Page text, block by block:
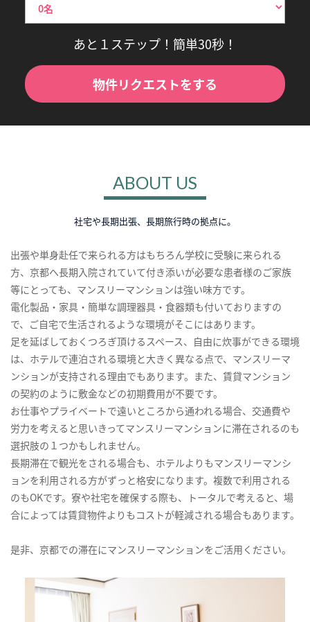
あと１ステップ！簡単30秒！
物件リクエストをする
ABOUT US
社宅や長期出張、長期旅行時の拠点に。
出張や単身赴任で来られる方はもちろん学校に受験に来られる
方、京都へ長期入院されていて付き添いが必要な患者様のご家族
等にとっても、マンスリーマンションは強い味方です。
電化製品・家具・簡単な調理器具・食器類も付いておりますの
で、ご自宅で生活されるような環境がそこにはあります。
足を延ばしておくつろぎ頂けるスペース、自由に炊事ができる環境
は、ホテルで連泊される環境と大きく異なる点で、マンスリーマ
ンションが支持される理由でもあります。また、賃貸マンション
の契約のように敷金などの初期費用が不要です。
お仕事やプライベートで遠いところから通われる場合、交通費や
労力を考えると思いきってマンスリーマンションに滞在されるのも
選択肢の１つかもしれません。
長期滞在で観光をされる場合も、ホテルよりもマンスリーマンシ
ョンを利用される方がずっと格安になります。複数で利用される
のもOKです。寮や社宅を確保する際も、トータルで考えると、場
合によっては賃貸物件よりもコストが軽減される場合もあります。
是非、京都での滞在にマンスリーマンションをご活用ください。